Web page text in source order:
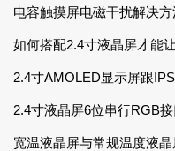
电容触摸屏电磁干扰解决方
如何搭配2.4寸液晶屏才能
2.4寸AMOLED显示屏跟
2.4寸液晶屏6位串行RGB
宽温液晶屏与常规温度液